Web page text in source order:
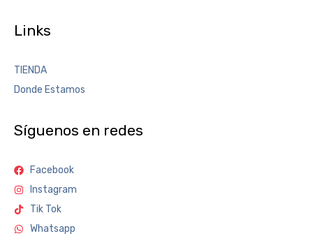
Links
TIENDA
Donde Estamos
Síguenos en redes
Facebook
Instagram
Tik Tok
Whatsapp